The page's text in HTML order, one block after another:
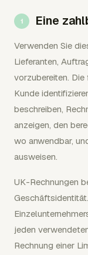
Eine
Verwenden Sie
Lieferanten,
vorzubereiten.
Kunde
beschreiben,
anzeigen, den
wo anwendbar,
ausweisen.
UK-Rechnungen
jeden
Rechnung einer